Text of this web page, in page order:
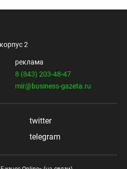
2
реклама
8 (843) 203-48-47
mir@business-gazeta.ru
twitter
telegram